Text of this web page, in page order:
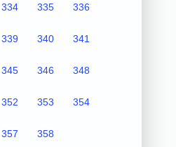
334 335 336
339 340 341
345 346 348
352 353 354
357 358